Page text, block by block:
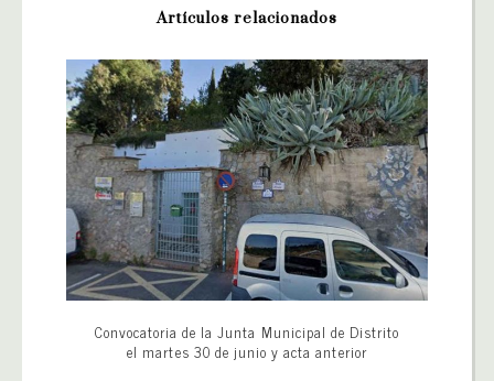
Artículos relacionados
Convocatoria de la Junta Municipal de Distrito
el martes 30 de junio y acta anterior